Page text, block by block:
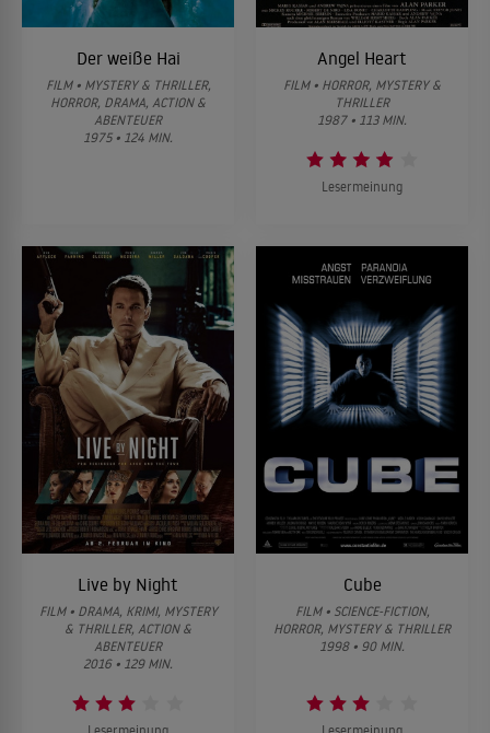
Der weiße Hai
FILM • MYSTERY & THRILLER,
HORROR, DRAMA, ACTION &
ABENTEUER
1975 • 124 MIN.
Angel Heart
FILM • HORROR, MYSTERY &
THRILLER
1987 • 113 MIN.
Lesermeinung
Live by Night
FILM • DRAMA, KRIMI, MYSTERY
& THRILLER, ACTION &
ABENTEUER
2016 • 129 MIN.
Cube
FILM • SCIENCE-FICTION,
HORROR, MYSTERY & THRILLER
1998 • 90 MIN.